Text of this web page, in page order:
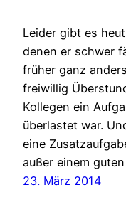
Leider gibt es
denen er schwer
früher ganz
freiwillig
Kollegen ein
überlastet war.
eine
außer einem
23. März 2014